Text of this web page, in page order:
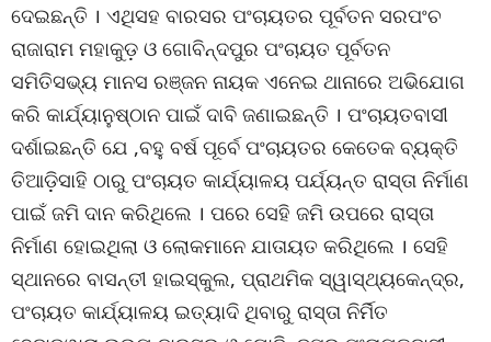
ଦେଇଛନ୍ତି । ଏଥିସହ ବାରସର ପଂଚାୟତର ପୂର୍ବତନ ସରପଂଚ
ରାଜାରାମ ମହାକୁଡ଼ ଓ ଗୋବିନ୍ଦପୁର ପଂଚାୟତ ପୂର୍ବତନ
ସମିତିସଭ୍ୟ ମାନସ ରଞ୍ଜନ ନାୟକ ଏନେଇ ଥାନାରେ ଅଭିଯୋଗ
କରି କାର୍ଯ୍ୟାନୁଷ୍ଠାନ ପାଇଁ ଦାବି ଜଣାଇଛନ୍ତି । ପଂଚାୟତବାସୀ
ଦର୍ଶାଇଛନ୍ତି ଯେ ,ବହୁ ବର୍ଷ ପୂର୍ବେ ପଂଚାୟତର କେତେକ ବ୍ୟକ୍ତି
ତିଆଡ଼ିସାହି ଠାରୁ ପଂଚାୟତ କାର୍ଯ୍ୟାଳୟ ପର୍ଯ୍ୟନ୍ତ ରାସ୍ତା ନିର୍ମାଣ
ପାଇଁ ଜମି ଦାନ କରିଥିଲେ । ପରେ ସେହି ଜମି ଉପରେ ରାସ୍ତା
ନିର୍ମାଣ ହୋଇଥିଲା ଓ ଲୋକମାନେ ଯାତାୟତ କରିଥିଲେ । ସେହି
ସ୍ଥାନରେ ବାସନ୍ତୀ ହାଇସ୍କୁଲ, ପ୍ରାଥମିକ ସ୍ୱାସ୍ଥ୍ୟକେନ୍ଦ୍ର,
ପଂଚାୟତ କାର୍ଯ୍ୟାଳୟ ଇତ୍ୟାଦି ଥିବାରୁ ରାସ୍ତା ନିର୍ମିତ